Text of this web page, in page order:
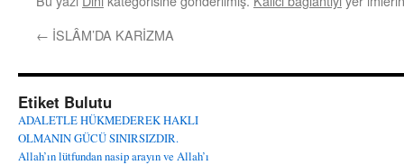
← İSLÂM’DA KARİZMA
Etiket Bulutu
ADALETLE HÜKMEDEREK HAKLI
OLMANIN GÜCÜ SINIRSIZDIR.
Allah’ın lütfundan nasip arayın ve Allah’ı